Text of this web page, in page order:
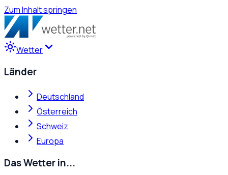
Zum Inhalt springen
Wetter
Länder
Deutschland
Österreich
Schweiz
Europa
Das Wetter in...